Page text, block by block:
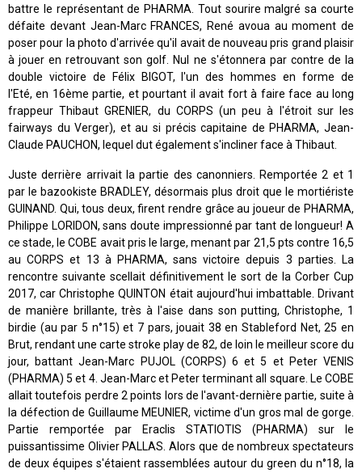
battre le représentant de PHARMA. Tout sourire malgré sa courte
défaite devant Jean-Marc FRANCES, René avoua au moment de
poser pour la photo d'arrivée qu'il avait de nouveau pris grand plaisir
à jouer en retrouvant son golf. Nul ne s'étonnera par contre de la
double victoire de Félix BIGOT, l'un des hommes en forme de
l'Eté, en 16ème partie, et pourtant il avait fort à faire face au long
frappeur Thibaut GRENIER, du CORPS (un peu à l'étroit sur les
fairways du Verger), et au si précis capitaine de PHARMA, Jean-
Claude PAUCHON, lequel dut également s'incliner face à Thibaut.
Juste derrière arrivait la partie des canonniers. Remportée 2 et 1
par le bazookiste BRADLEY, désormais plus droit que le mortiériste
GUINAND. Qui, tous deux, firent rendre grâce au joueur de PHARMA,
Philippe LORIDON, sans doute impressionné par tant de longueur! A
ce stade, le COBE avait pris le large, menant par 21,5 pts contre 16,5
au CORPS et 13 à PHARMA, sans victoire depuis 3 parties. La
rencontre suivante scellait définitivement le sort de la Corber Cup
2017, car Christophe QUINTON était aujourd'hui imbattable. Drivant
de manière brillante, très à l'aise dans son putting, Christophe, 1
birdie (au par 5 n°15) et 7 pars, jouait 38 en Stableford Net, 25 en
Brut, rendant une carte stroke play de 82, de loin le meilleur score du
jour, battant Jean-Marc PUJOL (CORPS) 6 et 5 et Peter VENIS
(PHARMA) 5 et 4. Jean-Marc et Peter terminant all square. Le COBE
allait toutefois perdre 2 points lors de l'avant-dernière partie, suite à
la défection de Guillaume MEUNIER, victime d'un gros mal de gorge.
Partie remportée par Eraclis STATIOTIS (PHARMA) sur le
puissantissime Olivier PALLAS. Alors que de nombreux spectateurs
de deux équipes s'étaient rassemblées autour du green du n°18, la